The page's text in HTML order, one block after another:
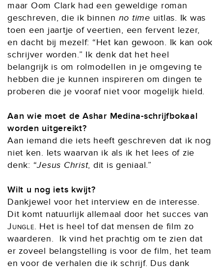
maar Oom Clark had een geweldige roman
geschreven, die ik binnen no time uitlas. Ik was
toen een jaartje of veertien, een fervent lezer,
en dacht bij mezelf: “Het kan gewoon. Ik kan ook
schrijver worden.” Ik denk dat het heel
belangrijk is om rolmodellen in je omgeving te
hebben die je kunnen inspireren om dingen te
proberen die je vooraf niet voor mogelijk hield.
Aan wie moet de Ashar Medina-schrijfbokaal
worden uitgereikt?
Aan iemand die iets heeft geschreven dat ik nog
niet ken. Iets waarvan ik als ik het lees of zie
denk: “Jesus Christ, dit is geniaal.”
Wilt u nog iets kwijt?
Dankjewel voor het interview en de interesse.
Dit komt natuurlijk allemaal door het succes van
Jungle. Het is heel tof dat mensen de film zo
waarderen. Ik vind het prachtig om te zien dat
er zoveel belangstelling is voor de film, het team
en voor de verhalen die ik schrijf. Dus dank